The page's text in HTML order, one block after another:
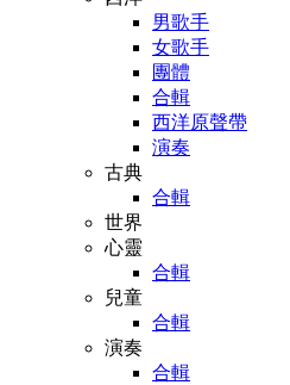
男歌手
女歌手
團體
合輯
西洋原聲帶
演奏
古典
合輯
世界
心靈
合輯
兒童
合輯
演奏
合輯